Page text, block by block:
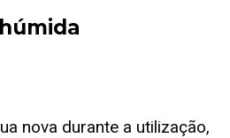
nova durante a utilização,